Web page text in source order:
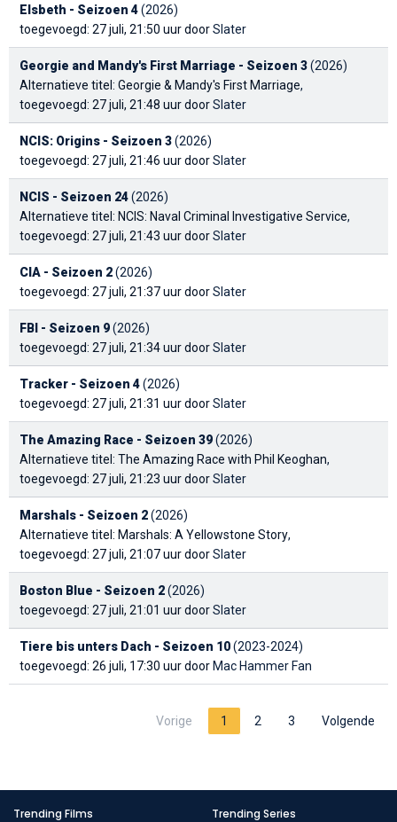
Elsbeth - Seizoen 4(2026)
toegevoegd: 27 juli, 21:50 uur doorSlater
Georgie and Mandy's First Marriage - Seizoen 3(2026)
Alternatieve titel: Georgie & Mandy's First Marriage,
toegevoegd: 27 juli, 21:48 uur doorSlater
NCIS: Origins - Seizoen 3(2026)
toegevoegd: 27 juli, 21:46 uur doorSlater
NCIS - Seizoen 24(2026)
Alternatieve titel: NCIS: Naval Criminal Investigative Service,
toegevoegd: 27 juli, 21:43 uur doorSlater
CIA - Seizoen 2(2026)
toegevoegd: 27 juli, 21:37 uur doorSlater
FBI - Seizoen 9(2026)
toegevoegd: 27 juli, 21:34 uur doorSlater
Tracker - Seizoen 4(2026)
toegevoegd: 27 juli, 21:31 uur doorSlater
The Amazing Race - Seizoen 39(2026)
Alternatieve titel: The Amazing Race with Phil Keoghan,
toegevoegd: 27 juli, 21:23 uur doorSlater
Marshals - Seizoen 2(2026)
Alternatieve titel: Marshals: A Yellowstone Story,
toegevoegd: 27 juli, 21:07 uur doorSlater
Boston Blue - Seizoen 2(2026)
toegevoegd: 27 juli, 21:01 uur doorSlater
Tiere bis unters Dach - Seizoen 10(2023-2024)
toegevoegd: 26 juli, 17:30 uur door Mac Hammer Fan
Vorige 1 2 3 Volgende
Trending Films Trending Series